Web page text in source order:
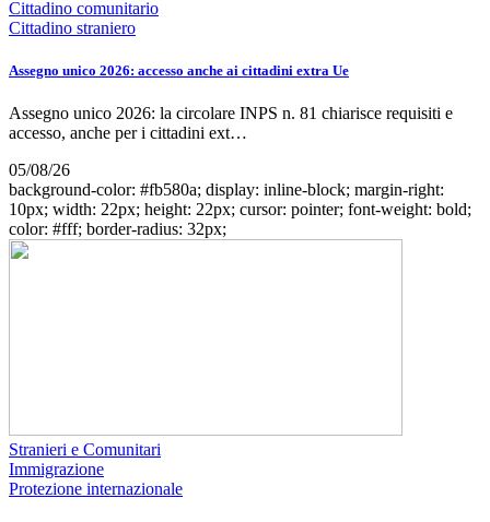
Cittadino comunitario
Cittadino straniero
Assegno unico 2026: accesso anche ai cittadini extra Ue
Assegno unico 2026: la circolare INPS n. 81 chiarisce requisiti e
accesso, anche per i cittadini ext…
05/08/26
background-color: #fb580a; display: inline-block; margin-right:
10px; width: 22px; height: 22px; cursor: pointer; font-weight: bold;
color: #fff; border-radius: 32px;
Stranieri e Comunitari
Immigrazione
Protezione internazionale